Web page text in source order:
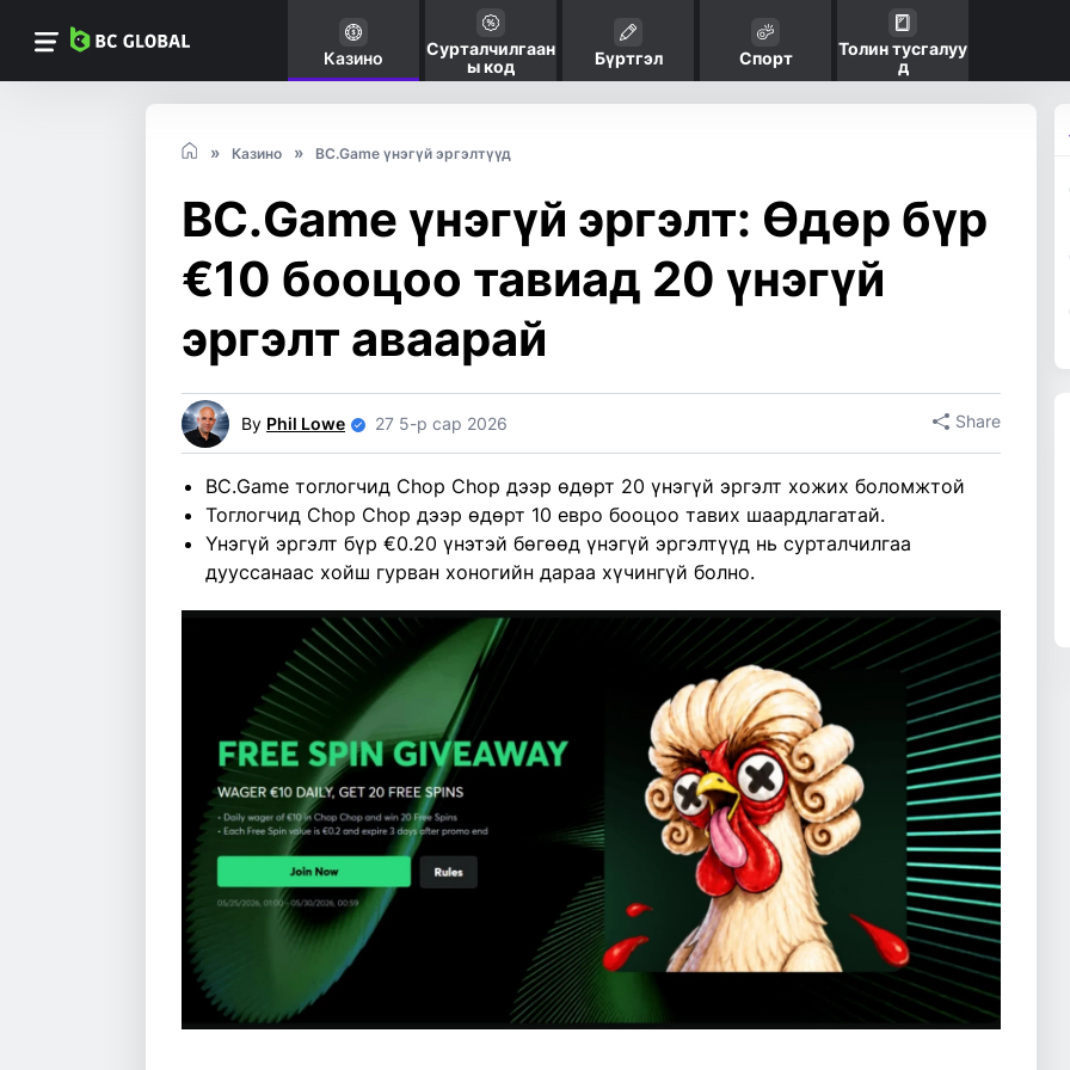
Казино
Сурталчилгаан
ы код
Бүртгэл Спорт
Толин тусгалуу
д
Казино BC.Game үнэгүй эргэлтүүд
BC.Game үнэгүй эргэлт: Өдөр бүр
€10 бооцоо тавиад 20 үнэгүй
эргэлт аваарай
By Phil Lowe 27 5-р сар 2026 Share
BC.Game тоглогчид Chop Chop дээр өдөрт 20 үнэгүй эргэлт хожих боломжтой
Тоглогчид Chop Chop дээр өдөрт 10 евро бооцоо тавих шаардлагатай.
Үнэгүй эргэлт бүр €0.20 үнэтэй бөгөөд үнэгүй эргэлтүүд нь сурталчилгаа
дууссанаас хойш гурван хоногийн дараа хүчингүй болно.